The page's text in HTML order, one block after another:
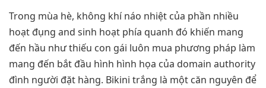
Trong mùa hè, không khí náo nhiệt của phần nhiều
hoạt đụng and sinh hoạt phía quanh đó khiến mang
đến hầu như thiếu con gái luôn mua phương pháp làm
mang đến bắt đầu hình hình họa của domain authority
đình người đặt hàng. Bikini trắng là một căn nguyên để